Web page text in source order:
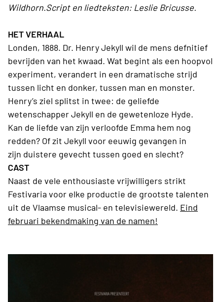
Wildhorn.Script en liedteksten: Leslie Bricusse.
HET VERHAAL
Londen, 1888. Dr. Henry Jekyll wil de mens defnitief
bevrijden van het kwaad. Wat begint als een hoopvol
experiment, verandert in een dramatische strijd
tussen licht en donker, tussen man en monster.
Henry’s ziel splitst in twee: de geliefde
wetenschapper Jekyll en de gewetenloze Hyde.
Kan de liefde van zijn verloofde Emma hem nog
redden? Of zit Jekyll voor eeuwig gevangen in
zijn duistere gevecht tussen goed en slecht?
CAST
Naast de vele enthousiaste vrijwilligers strikt
Festivaria voor elke productie de grootste talenten
uit de Vlaamse musical- en televisiewereld. Eind
februari bekendmaking van de namen!